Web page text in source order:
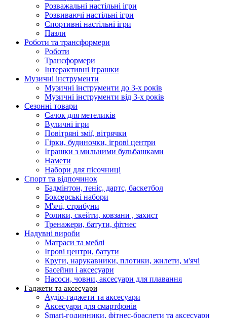
Розважальні настільні ігри
Розвиваючі настільні ігри
Спортивні настільні ігри
Пазли
Роботи та трансформери
Роботи
Трансформери
Інтерактивні іграшки
Музичні інструменти
Музичні інструменти до 3-х років
Музичні інструменти від 3-х років
Сезонні товари
Сачок для метеликів
Вуличні ігри
Повітряні змії, вітрячки
Гірки, будиночки, ігрові центри
Іграшки з мильними бульбашками
Намети
Набори для пісочниці
Спорт та відпочинок
Бадмінтон, теніс, дартс, баскетбол
Боксерські набори
М'ячі, стрибуни
Ролики, скейти, ковзани , захист
Тренажери, батути, фітнес
Надувні вироби
Матраси та меблі
Ігрові центри, батути
Круги, нарукавники, плотики, жилети, м'ячі
Басейни і аксесуари
Насоси, човни, аксесуари для плавання
Гаджети та аксесуари
Аудіо-гаджети та аксесуари
Аксесуари для смартфонів
Smart-годинники, фітнес-браслети та аксесуари